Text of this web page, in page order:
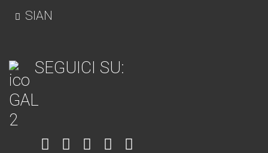
SIAN
SEGUICI SU:
Item Item Item Item